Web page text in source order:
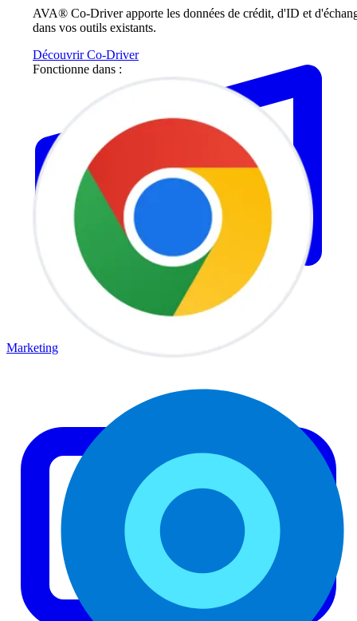
AVA® Co-Driver apporte les données de crédit, d'ID et
dans vos outils existants.
Découvrir Co-Driver
Fonctionne dans :
Marketing